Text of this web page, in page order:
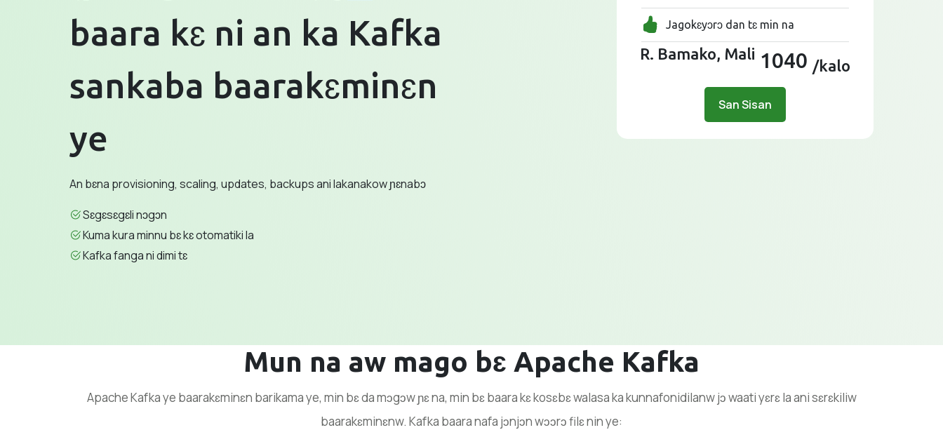
baara kɛ ni an ka Kafka
sankaba baarakɛminɛn
ye
An bɛna provisioning, scaling, updates, backups ani lakanakow ɲɛnabɔ
Sɛgɛsɛgɛli nɔgɔn
Kuma kura minnu bɛ kɛ otomatiki la
Kafka fanga ni dimi tɛ
Jagokɛyɔrɔ dan tɛ min na
R. Bamako, Mali 1040 /kalo
San Sisan
Mun na aw mago bɛ Apache Kafka
Apache Kafka ye baarakɛminɛn barikama ye, min bɛ da mɔgɔw ɲɛ na, min bɛ baara kɛ kosɛbɛ walasa ka kunnafonidilanw jɔ waati yɛrɛ la ani sɛrɛkiliw
baarakɛminɛnw. Kafka baara nafa jɔnjɔn wɔɔrɔ filɛ nin ye: